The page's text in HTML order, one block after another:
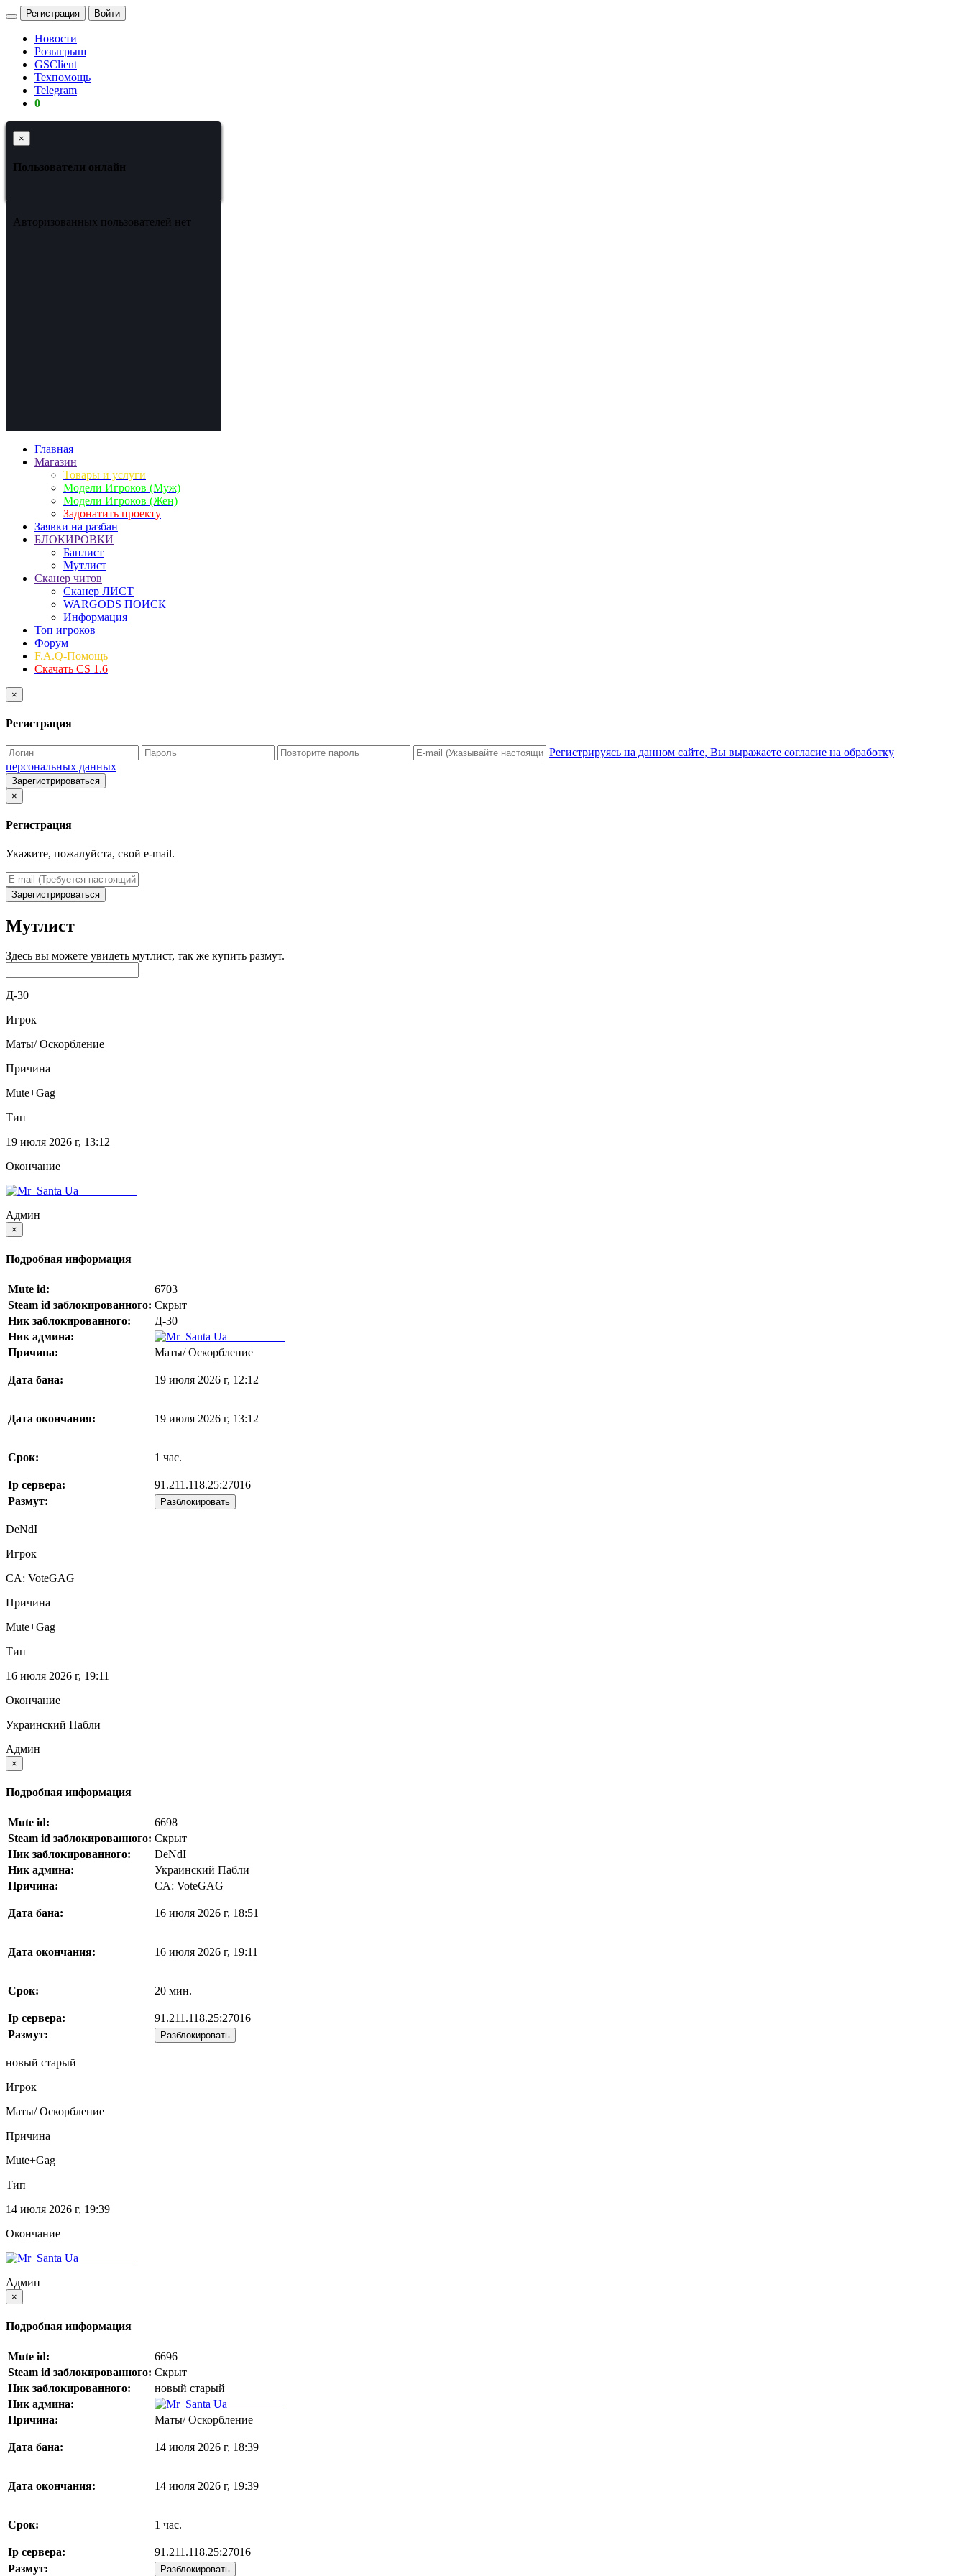
Регистрация Войти
Новости
Розыгрыш
GSClient
Техпомощь
Telegram
0
×
Пользователи онлайн
Авторизованных пользователей нет
Главная
Магазин
Товары и услуги
Модели Игроков (Муж)
Модели Игроков (Жен)
Задонатить проекту
Заявки на разбан
БЛОКИРОВКИ
Банлист
Мутлист
Cканер читов
Cканер ЛИСТ
WARGODS ПОИСК
Информация
Топ игроков
Форум
F.A.Q-Помощь
Скачать CS 1.6
×
Регистрация
Регистрируясь на данном сайте, Вы выражаете согласие на обработку
персональных данных
Зарегистрироваться
×
Регистрация
Укажите, пожалуйста, свой e-mail.
Зарегистрироваться
Мутлист
Здесь вы можете увидеть мутлист, так же купить размут.
Д-30
Игрок
Маты/ Оскорбление
Причина
Mute+Gag
Тип
19 июля 2026 г, 13:12
Окончание
Админ
×
Подробная информация
Mute id:
6703
Steam id заблокированного: Скрыт
Ник заблокированного:
Д-30
Ник админа:
Причина: Маты/ Оскорбление
Дата бана: 19 июля 2026 г, 12:12
Дата окончания: 19 июля 2026 г, 13:12
Срок: 1 час.
Ip сервера:
91.211.118.25:27016
Размут:
Разблокировать
DeNdI
Игрок
CA: VoteGAG
Причина
Mute+Gag
Тип
16 июля 2026 г, 19:11
Окончание
Украинский Пабли
Админ
×
Подробная информация
Mute id:
6698
Steam id заблокированного: Скрыт
Ник заблокированного:
DeNdI
Ник админа:
Украинский Пабли
Причина:
CA: VoteGAG
Дата бана: 16 июля 2026 г, 18:51
Дата окончания: 16 июля 2026 г, 19:11
Срок: 20 мин.
Ip сервера:
91.211.118.25:27016
Размут:
Разблокировать
новый старый
Игрок
Маты/ Оскорбление
Причина
Mute+Gag
Тип
14 июля 2026 г, 19:39
Окончание
Админ
×
Подробная информация
Mute id:
6696
Steam id заблокированного: Скрыт
Ник заблокированного:
новый старый
Ник админа:
Причина: Маты/ Оскорбление
Дата бана: 14 июля 2026 г, 18:39
Дата окончания: 14 июля 2026 г, 19:39
Срок: 1 час.
Ip сервера:
91.211.118.25:27016
Размут:
Разблокировать